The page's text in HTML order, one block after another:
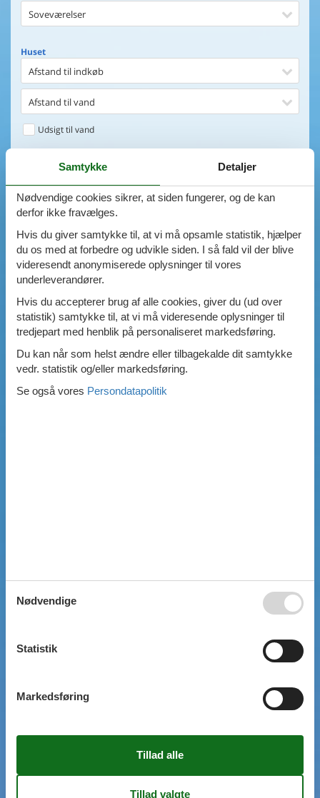
Soveværelser
Huset
Afstand til indkøb
Afstand til vand
Udsigt til vand
Swimmingpool
Spa
Sauna
Internet
Parabol/kabel TV
Brændeovn
Opvaskemaskine
Vaskemaskine
Ikkeryger
Aktivitetsrum
Handicapvenligt
Gode fiskeforhold
Indhegnet område
Aircondition
Ladestander til elbil
Samtykke Detaljer
Nødvendige cookies sikrer, at siden fungerer, og de kan
derfor ikke fravælges.
Hvis du giver samtykke til, at vi må opsamle statistik, hjælper
du os med at forbedre og udvikle siden. I så fald vil der blive
videresendt anonymiserede oplysninger til vores
underleverandører.
Hvis du accepterer brug af alle cookies, giver du (ud over
statistik) samtykke til, at vi må videresende oplysninger til
tredjepart med henblik på personaliseret markedsføring.
Du kan når som helst ændre eller tilbagekalde dit samtykke
vedr. statistik og/eller markedsføring.
Se også vores Persondatapolitik
Nødvendige
Statistik
Markedsføring